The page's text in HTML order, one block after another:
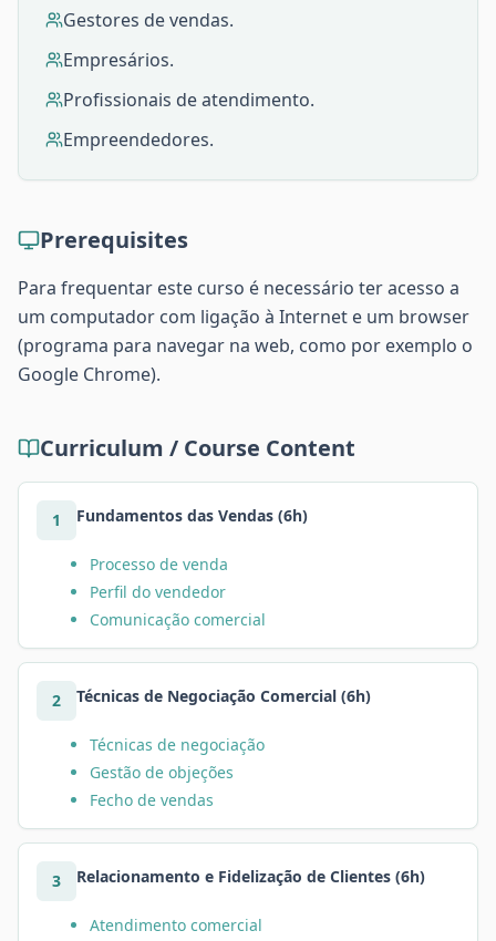
Gestores de vendas.
Empresários.
Profissionais de atendimento.
Empreendedores.
Prerequisites
Para frequentar este curso é necessário ter acesso a
um computador com ligação à Internet e um browser
(programa para navegar na web, como por exemplo o
Google Chrome).
Curriculum / Course Content
1 Fundamentos das Vendas (6h)
Processo de venda
Perfil do vendedor
Comunicação comercial
2 Técnicas de Negociação Comercial (6h)
Técnicas de negociação
Gestão de objeções
Fecho de vendas
3 Relacionamento e Fidelização de Clientes (6h)
Atendimento comercial